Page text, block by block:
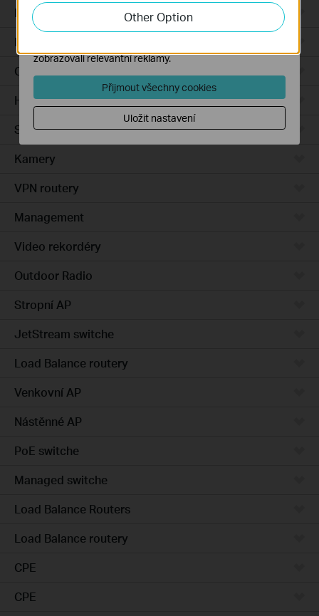
Integrated Gateways
DSL Gateways
Cloud-Based
Hardware
Software
Kamery
VPN routery
Management
Video rekordéry
Outdoor Radio
Stropní AP
JetStream switche
Load Balance routery
Venkovní AP
Nástěnné AP
PoE switche
Managed switche
Load Balance Routers
Load Balance routery
CPE
CPE
Other Option
zlepšení a přizpůsobení jejich funkčnosti.
Marketingové soubory cookie mohou prostřednictvím
zobrazovali relevantní reklamy.
Přijmout všechny cookies
Uložit nastavení